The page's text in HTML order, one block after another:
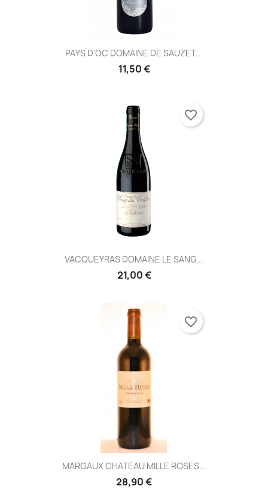
PAYS D'OC DOMAINE DE SAUZET...
11,50 €
VACQUEYRAS DOMAINE LE SANG...
21,00 €
favorite_border
MARGAUX CHATEAU MILLE ROSES...
28,90 €
favorite_border